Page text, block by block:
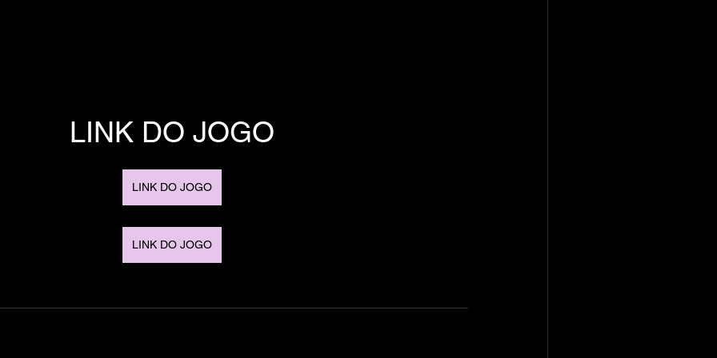
LINK DO JOGO
LINK DO JOGO
LINK DO JOGO